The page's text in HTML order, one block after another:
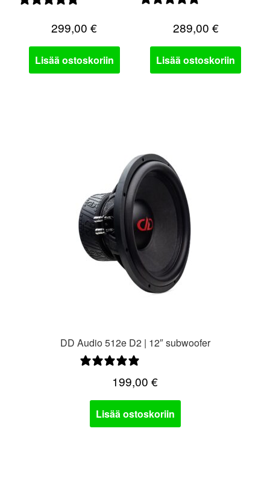
299,00€
Lisää ostoskoriin
289,00 €
Lisää ostoskoriin
DD Audio 512e D2 | 12″ subwoofer
199,00 €
Lisää ostoskoriin